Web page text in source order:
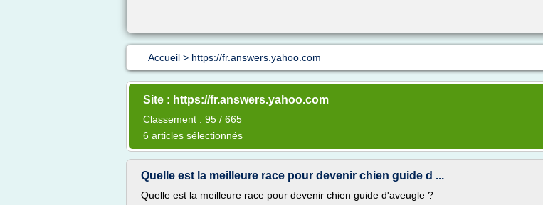
Accueil > https://fr.answers.yahoo.com
Site : https://fr.answers.yahoo.com
Classement : 95 / 665
6 articles sélectionnés
Quelle est la meilleure race pour devenir chien guide d ...
Quelle est la meilleure race pour devenir chien guide d'aveugle ?